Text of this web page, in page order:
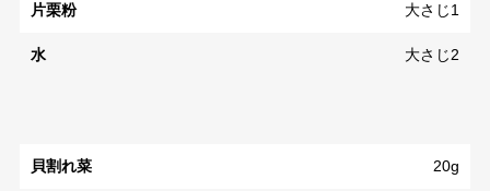
片栗粉 大さじ1
水 大さじ2
貝割れ菜 20g